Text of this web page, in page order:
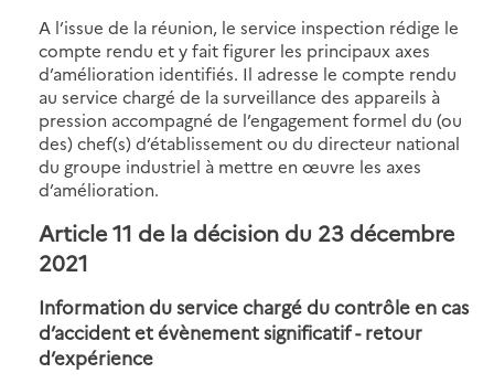
A l’issue de la réunion, le service inspection rédige le
compte rendu et y fait figurer les principaux axes
d’amélioration identifiés. Il adresse le compte rendu
au service chargé de la surveillance des appareils à
pression accompagné de l’engagement formel du (ou
des) chef(s) d’établissement ou du directeur national
du groupe industriel à mettre en œuvre les axes
d’amélioration.
Article 11 de la décision du 23 décembre
2021
Information du service chargé du contrôle en cas
d’accident et évènement significatif - retour
d’expérience